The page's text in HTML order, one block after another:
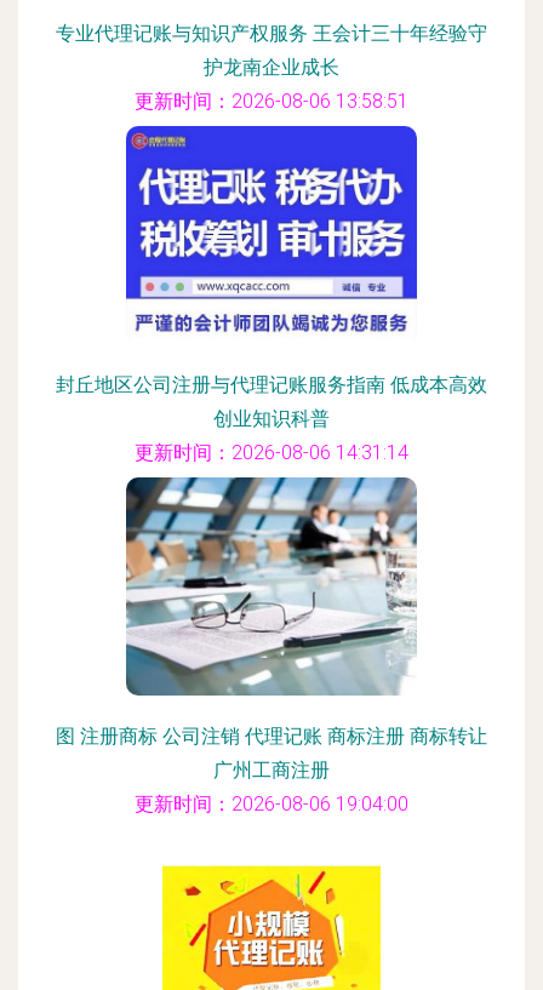
专业代理记账与知识产权服务 王会计三十年经验守
护龙南企业成长
更新时间：2026-08-06 13:58:51
封丘地区公司注册与代理记账服务指南 低成本高效
创业知识科普
更新时间：2026-08-06 14:31:14
图 注册商标 公司注销 代理记账 商标注册 商标转让
广州工商注册
更新时间：2026-08-06 19:04:00